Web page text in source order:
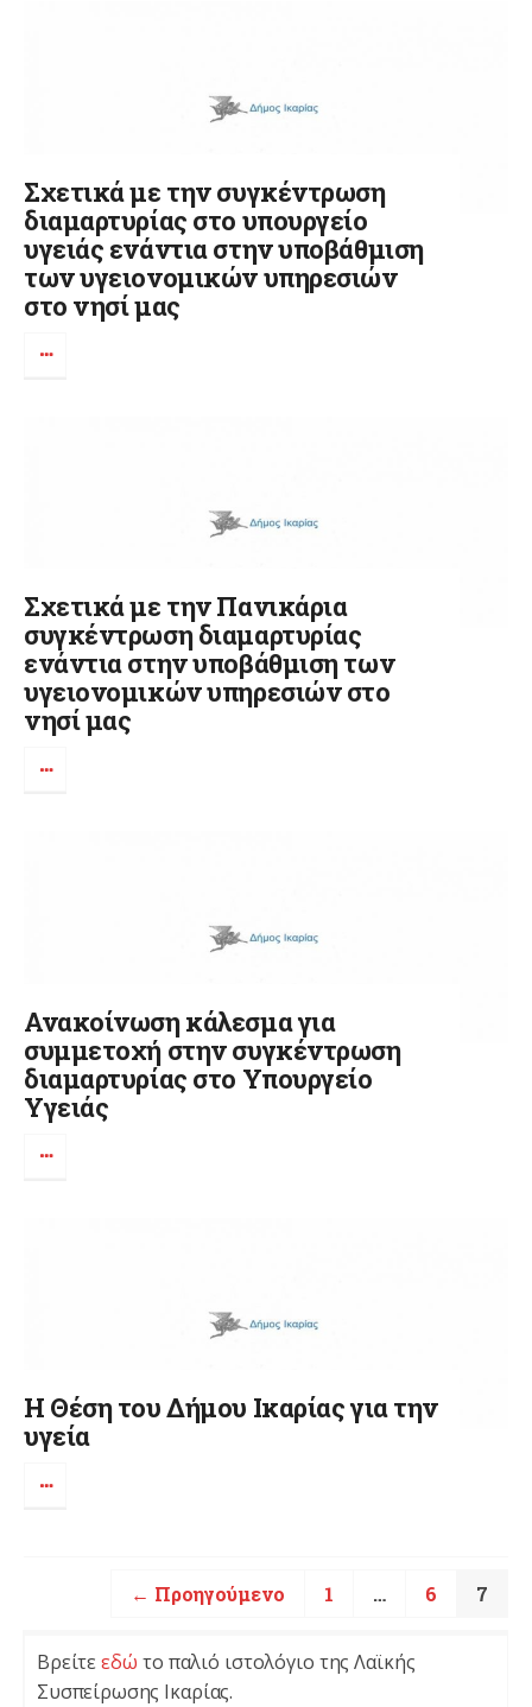
Σχετικά με την συγκέντρωση
διαμαρτυρίας στο υπουργείο
υγειάς ενάντια στην υποβάθμιση
των υγειονομικών υπηρεσιών
στο νησί μας
Σχετικά με την Πανικάρια
συγκέντρωση διαμαρτυρίας
ενάντια στην υποβάθμιση των
υγειονομικών υπηρεσιών στο
νησί μας
Ανακοίνωση κάλεσμα για
συμμετοχή στην συγκέντρωση
διαμαρτυρίας στο Υπουργείο
Υγειάς
Η Θέση του Δήμου Ικαρίας για την
υγεία
← Προηγούμενο 1 … 6 7
Βρείτεεδώ το παλιό ιστολόγιο της Λαϊκής
Συσπείρωσης Ικαρίας.